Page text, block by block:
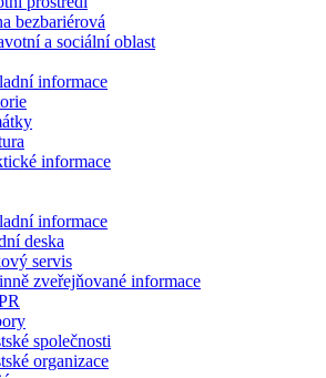
bezbariérová
a sociální oblast
informace
informace
informace
deska
servis
zveřejňované informace
společnosti
organizace